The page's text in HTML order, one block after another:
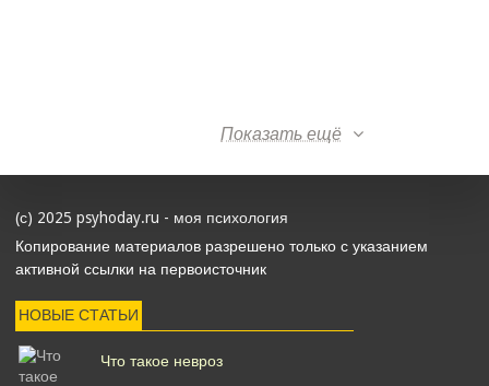
Показать ещё
(с) 2025 psyhoday.ru - моя психология
Копирование материалов разрешено только с указанием
активной ссылки на первоисточник
НОВЫЕ СТАТЬИ
Что такое невроз